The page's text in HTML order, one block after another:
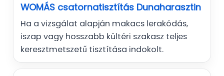
WOMÁS csatornatisztítás Dunaharasztin
Ha a vizsgálat alapján makacs lerakódás,
iszap vagy hosszabb kültéri szakasz teljes
keresztmetszetű tisztítása indokolt.